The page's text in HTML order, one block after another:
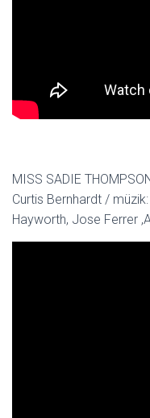
MISS SADIE
Curtis Bernhardt /
Hayworth, Jose Ferrer